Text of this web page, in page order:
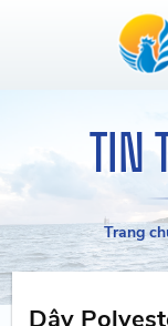
TIN
Trang
Dây